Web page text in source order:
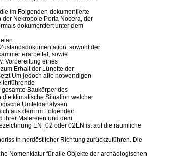
im Folgenden dokumentierte
der Nekropole Porta Nocera, der
dokumentiert unter dem
sowohl der
erarbeitet, sowie
Vorbereitung eines
Erhalt der Lünette der
Um jedoch alle notwendigen
Baukörper des
die klimatische Situation welcher
Umfeldanalysen
aus dem im Folgenden
ihrer Malereien und dem
EN_02 oder 02EN ist auf die räumliche
in nordöstlicher Richtung zurückzuführen. Die
Nomenklatur für alle Objekte der archäologischen